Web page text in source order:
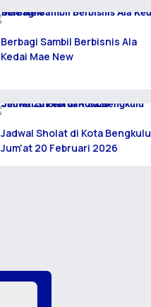
Berbagi Sambil Berbisnis Ala
Kedai Mae New
Jadwal Sholat di Kota Bengkulu
Jum'at 20 Februari 2026